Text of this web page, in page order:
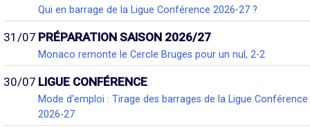
Qui en barrage de la Ligue Conférence 2026-27 ?
31/07 PRÉPARATION SAISON 2026/27
Monaco remonte le Cercle Bruges pour un nul, 2-2
30/07 LIGUE CONFÉRENCE
Mode d'emploi : Tirage des barrages de la Ligue Conférence
2026-27